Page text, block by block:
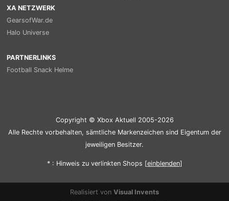
XA NETZWERK
GearsofWar.de
Halo Universe
PARTNERLINKS
Football Snack Helme
Copyright © Xbox Aktuell 2005-2026
Alle Rechte vorbehalten, sämtliche Markenzeichen sind Eigentum der
jeweiligen Besitzer.
* : Hinweis zu verlinkten Shops [einblenden]
Realisiert von Visual Invents